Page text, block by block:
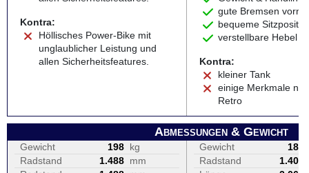
Kontra:
Höllisches Power-Bike mit
unglaublicher Leistung und
allen Sicherheitsfeatures.
gute Bremsen vorne
bequeme
verstellbare Hebel
Kontra:
kleiner Tank
einige Merkmale
Retro
Abmessungen & Gewicht
Gewicht 198 kg
Radstand
1.488 mm
Gewicht
187
Radstand
1.405